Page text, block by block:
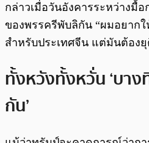
กล่าวเมื่อวันอังคารระหว่างมื้
ของพรรครีพับลิกัน “ผมอยาก
สำหรับประเทศจีน แต่มันต้องยุ
ทั้งหวังทั้งหวั่น ‘บาง
กัน’